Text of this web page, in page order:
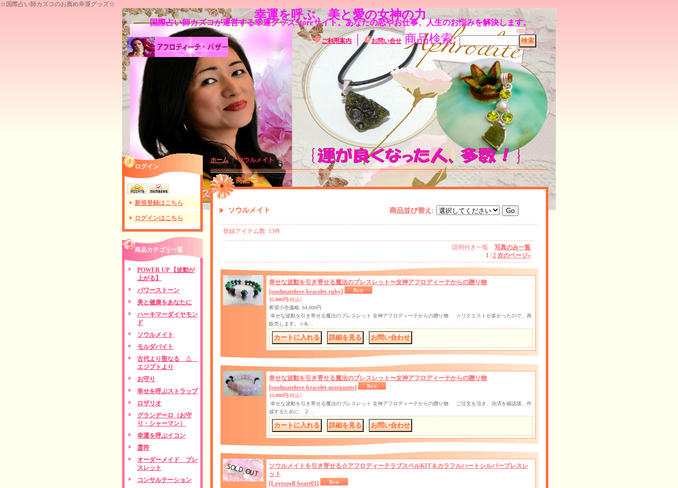
☆国際占い師カズコのお薦め幸運グッズ☆
幸運を呼ぶ、美と愛の女神の力
国際占い師カズコが運営する幸運グッズStoreサイト。あなたの恋やお仕事、人生のお悩みを解決します。
ご利用案内 ｜ お問い合せ 商品検索:
ログイン
新規登録はこちら
ログインはこちら
商品カテゴリ一覧
POWER UP 【波動が
上がる】
パワーストーン
美と健康をあなたに
ハーキマーダイヤモン
ド
ソウルメイト
モルダバイト
古代より聖なる △
エジプトより
お守り
幸せを呼ぶストラップ
ロザリオ
グランデーロ（お守
り・シャーマン）
幸運を呼ぶイコン
霊符
オーダーメイド ブレ
スレット
コンサルテーション
ホーム｜ソウルメイト
商品一覧
ソウルメイト 商品並び替え :
登録アイテム数: 13件
説明付き一覧 写真のみ一覧
1 2 次のページ»
幸せな波動を引き寄せる魔法のブレスレット〜女神アフロディーテからの贈り物
[soulmatelove-bracelet-ruby]
35,000円(税込)
希望小売価格: 64,000円
幸せな波動を引き寄せる魔法のブレスレット 女神アフロディーテからの贈り物 ☆リクエストが多かったので、再
販売します。☆&…
幸せな波動を引き寄せる魔法のブレスレット〜女神アフロディーテからの贈り物
[soulmatelove-bracelet-morganite]
33,000円(税込)
幸せな波動を引き寄せる魔法のブレスレット 女神アフロディーテからの贈り物 ご注文を頂き、決済を確認後、作
成するために、２…
ソウルメイトを引き寄せる☆アフロディーテラブスペルKIT＆カラフルハートシルバーブレスレ
ット
[Lovespell-heart01]